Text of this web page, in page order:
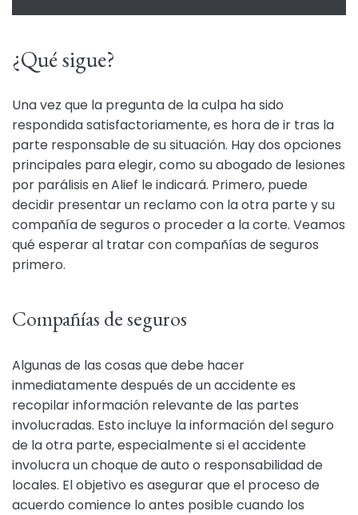
¿Qué sigue?
Una vez que la pregunta de la culpa ha sido
respondida satisfactoriamente, es hora de ir tras la
parte responsable de su situación. Hay dos opciones
principales para elegir, como su abogado de lesiones
por parálisis en Alief le indicará. Primero, puede
decidir presentar un reclamo con la otra parte y su
compañía de seguros o proceder a la corte. Veamos
qué esperar al tratar con compañías de seguros
primero.
Compañías de seguros
Algunas de las cosas que debe hacer
inmediatamente después de un accidente es
recopilar información relevante de las partes
involucradas. Esto incluye la información del seguro
de la otra parte, especialmente si el accidente
involucra un choque de auto o responsabilidad de
locales. El objetivo es asegurar que el proceso de
acuerdo comience lo antes posible cuando los